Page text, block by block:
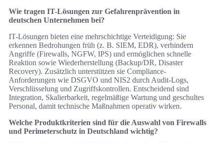
Wie tragen IT-Lösungen zur Gefahrenprävention in
deutschen Unternehmen bei?
IT-Lösungen bieten eine mehrschichtige Verteidigung: Sie
erkennen Bedrohungen früh (z. B. SIEM, EDR), verhindern
Angriffe (Firewalls, NGFW, IPS) und ermöglichen schnelle
Reaktion sowie Wiederherstellung (Backup/DR, Disaster
Recovery). Zusätzlich unterstützen sie Compliance-
Anforderungen wie DSGVO und NIS2 durch Audit-Logs,
Verschlüsselung und Zugriffskontrollen. Entscheidend sind
Integration, Skalierbarkeit, regelmäßige Wartung und geschultes
Personal, damit technische Maßnahmen operativ wirken.
Welche Produktkriterien sind für die Auswahl von Firewalls
und Perimeterschutz in Deutschland wichtig?